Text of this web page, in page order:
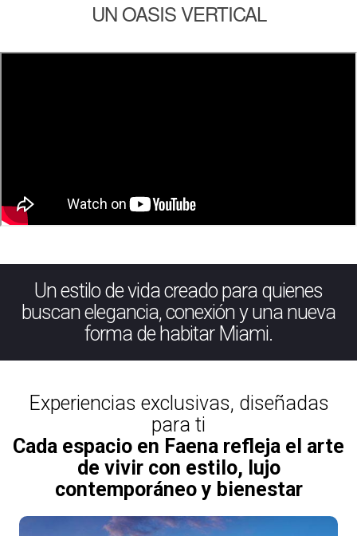
UN OASIS VERTICAL
Un estilo de vida creado para quienes
buscan elegancia, conexión y una nueva
forma de habitar Miami.
Experiencias exclusivas, diseñadas
para ti
Cada espacio en Faena refleja el arte
de vivir con estilo, lujo
contemporáneo y bienestar